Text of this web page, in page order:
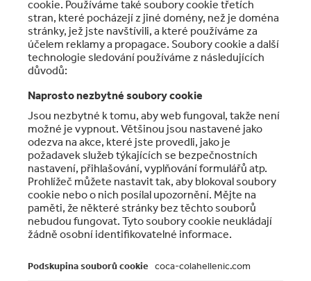
cookie. Používáme také soubory cookie třetích
stran, které pocházejí z jiné domény, než je doména
stránky, jež jste navštívili, a které používáme za
účelem reklamy a propagace. Soubory cookie a další
technologie sledování používáme z následujících
důvodů:
Naprosto nezbytné soubory cookie
Jsou nezbytné k tomu, aby web fungoval, takže není
možné je vypnout. Většinou jsou nastavené jako
odezva na akce, které jste provedli, jako je
požadavek služeb týkajících se bezpečnostních
nastavení, přihlašování, vyplňování formulářů atp.
Prohlížeč můžete nastavit tak, aby blokoval soubory
cookie nebo o nich posílal upozornění. Mějte na
paměti, že některé stránky bez těchto souborů
nebudou fungovat. Tyto soubory cookie neukládají
žádně osobní identifikovatelné informace.
nezbytné
coca-colahellenic.com